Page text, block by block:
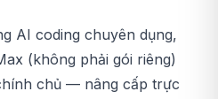
AI coding chuyên dụng,
(không phải gói riêng)
chủ — nâng cấp trực